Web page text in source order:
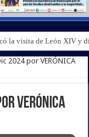
la visita de León XIV y
2024 por VERÓNICA
VERÓNICA